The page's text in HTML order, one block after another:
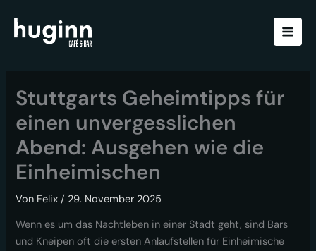
Inhalt
springen
Stuttgarts Geheimtipps für
einen unvergesslichen
Abend: Ausgehen wie die
Einheimischen
Von Felix/ 29. November 2025
Wenn es um das Nachtleben in einer Stadt geht, sind Bars
und Kneipen oft die ersten Anlaufstellen für Einheimische